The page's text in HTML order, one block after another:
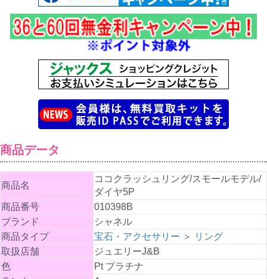
商品データ
商品名
ココクラッシュリング/スモールモデル/
ダイヤ5P
商品番号
010398B
ブランド
シャネル
商品タイプ
宝石・アクセサリー ＞
リング
取扱店舗
ジュエリーJ&B
色
Pt プラチナ